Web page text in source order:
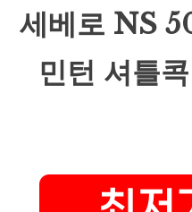
세베로 NS
민턴 셔틀